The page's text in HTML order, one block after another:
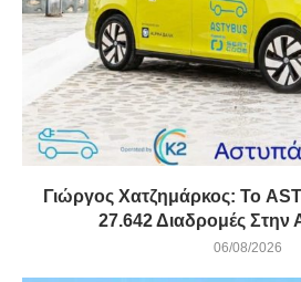
Γιώργος Χατζημάρκος: Το
27.642 Διαδρομές Στην
06/08/2026